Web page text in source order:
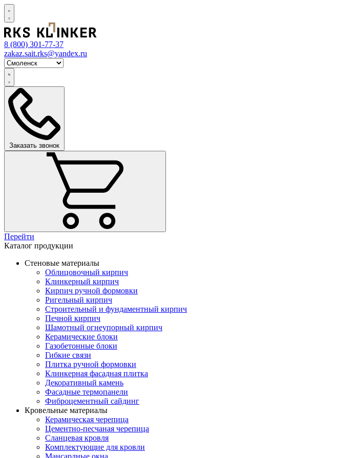
8 (800) 301-77-37
zakaz.sait.rks@yandex.ru
Заказать звонок
Перейти
Каталог продукции
Стеновые материалы
Облицовочный кирпич
Клинкерный кирпич
Кирпич ручной формовки
Ригельный кирпич
Строительный и фундаментный кирпич
Печной кирпич
Шамотный огнеупорный кирпич
Керамические блоки
Газобетонные блоки
Гибкие связи
Плитка ручной формовки
Клинкерная фасадная плитка
Декоративный камень
Фасадные термопанели
Фиброцементный сайдинг
Кровельные материалы
Керамическая черепица
Цементно-песчаная черепица
Сланцевая кровля
Комплектующие для кровли
Мансардные окна